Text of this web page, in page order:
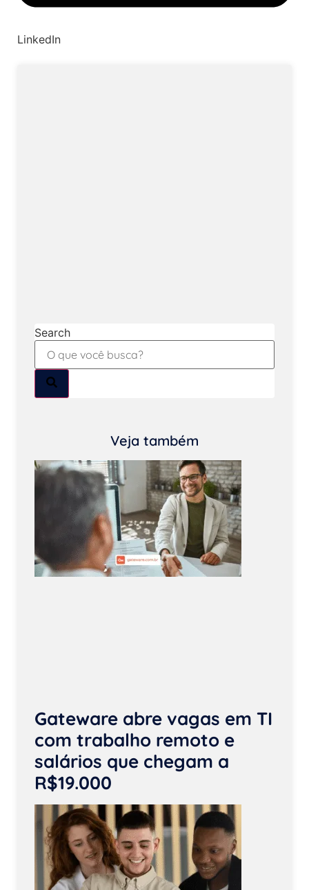
LinkedIn
Search
Veja também
Gateware abre vagas em TI
com trabalho remoto e
salários que chegam a
R$19.000